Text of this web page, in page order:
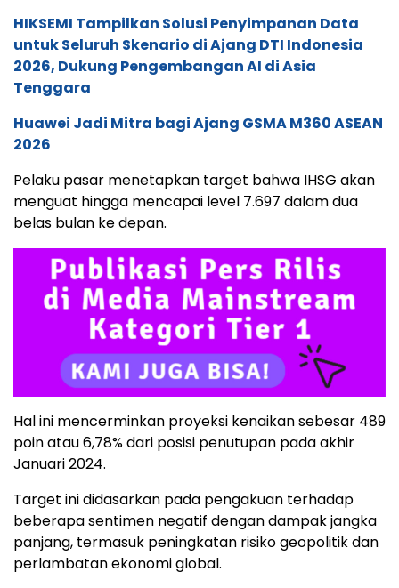
HIKSEMI Tampilkan Solusi Penyimpanan Data
untuk Seluruh Skenario di Ajang DTI Indonesia
2026, Dukung Pengembangan AI di Asia
Tenggara
Huawei Jadi Mitra bagi Ajang GSMA M360 ASEAN
2026
Pelaku pasar menetapkan target bahwa IHSG akan
menguat hingga mencapai level 7.697 dalam dua
belas bulan ke depan.
Hal ini mencerminkan proyeksi kenaikan sebesar 489
poin atau 6,78% dari posisi penutupan pada akhir
Januari 2024.
Target ini didasarkan pada pengakuan terhadap
beberapa sentimen negatif dengan dampak jangka
panjang, termasuk peningkatan risiko geopolitik dan
perlambatan ekonomi global.